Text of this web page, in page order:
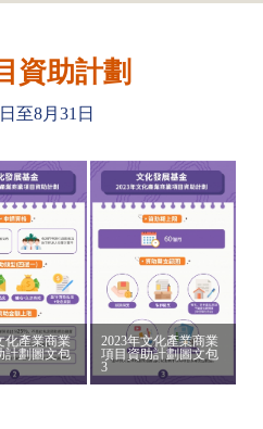
資助計劃
至8月31日
化產業商業
計劃圖文包
2023年文化產業商業
項目資助計劃圖文包
3